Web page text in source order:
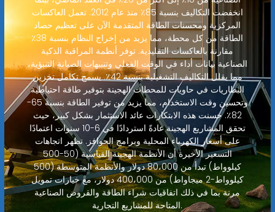
انخفضت التكاليف بنسبة 85٪ منذ عام 2012. تعمل العاكسات
المركزية ومحسنات الطاقة المتقدمة الآن على تعظيم حصاد
الطاقة من كل محطة، مما يزيد من إخراج النظام بنسبة 38٪
مقارنة بالعاكسات التقليدية. توفر أنظمة المراقبة الذكية
الصناعية بيانات أداء في الوقت الفعلي وتنبيهات الصيانة التنبؤية،
مما يقلل التكاليف التشغيلية بنسبة 42٪. يسمح تكامل تخزين
البطاريات في حاويات للمحطات الهجينة بتوفير طاقة احتياطية
وتحسين وقت الاستخدام، مما يزيد من توفير الطاقة بنسبة 65-
82٪. حسنت هذه الابتكارات عائد الاستثمار بشكل كبير، حيث
تحقق المشاريع الهجينة عادةً استردادًا في 6-10 سنوات اعتمادًا
على أسعار الكهرباء المحلية وبرامج الحوافز. تظهر اتجاهات
التسعير الأخيرة أن الأنظمة الهجينة القياسية (50-500
كيلوواط) تبدأ من 80،000 دولار والأنظمة المتوسطة (500
كيلوواط-2 ميجاواط) من 400،000 دولار، مع خيارات تمويل
مرنة بما في ذلك اتفاقيات شراء الطاقة والقروض الصناعية
المتاحة للمشاريع التجارية.